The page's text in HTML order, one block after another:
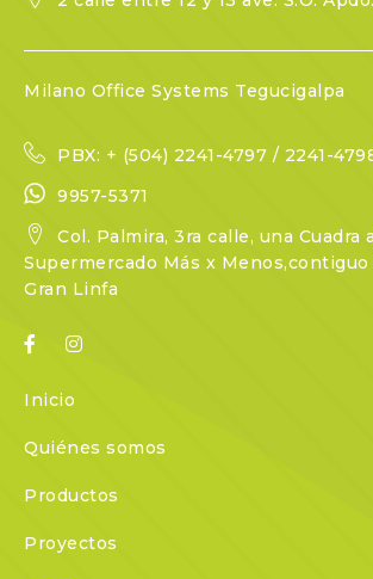
Milano Office Systems Tegucigalpa
PBX: + (504) 2241-4797 / 2241-
9957-5371
Col. Palmira, 3ra calle, una Cuadra
Supermercado Más x
Gran Linfa
Inicio
Quiénes somos
Productos
Proyectos